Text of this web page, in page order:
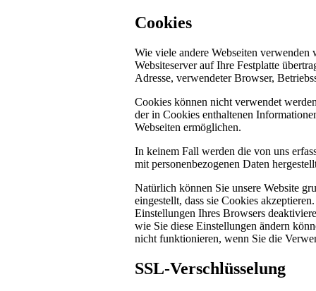
Cookies
Wie viele andere Webseiten
Websiteserver auf Ihre Festplatte
Adresse, verwendeter Browser,
Cookies können nicht verwendet
der in Cookies enthaltenen
Webseiten ermöglichen.
In keinem Fall werden die von uns
mit personenbezogenen Daten
Natürlich können Sie unsere Website
eingestellt, dass sie Cookies
Einstellungen Ihres Browsers
wie Sie diese Einstellungen ändern
nicht funktionieren, wenn Sie die
SSL-Verschlüsselung